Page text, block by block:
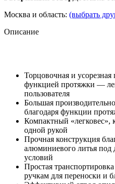
Москва и область: (выбрать
Описание
Торцовочная и
функцией протяжки —
пользователя
Большая
благодаря функции
Компактный «легковес»,
одной рукой
Прочная конструкция
алюминиевого литья
условий
Простая
ручкам для переноски и